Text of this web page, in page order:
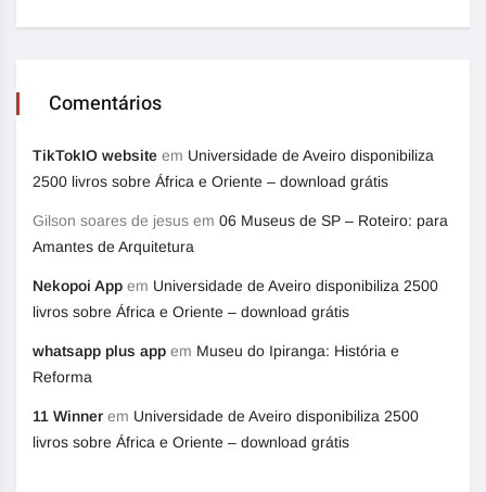
Comentários
TikTokIO website em Universidade de Aveiro disponibiliza
2500 livros sobre África e Oriente – download grátis
Gilson soares de jesus em 06 Museus de SP – Roteiro: para
Amantes de Arquitetura
Nekopoi App em Universidade de Aveiro disponibiliza 2500
livros sobre África e Oriente – download grátis
whatsapp plus app em Museu do Ipiranga: História e
Reforma
11 Winner em Universidade de Aveiro disponibiliza 2500
livros sobre África e Oriente – download grátis